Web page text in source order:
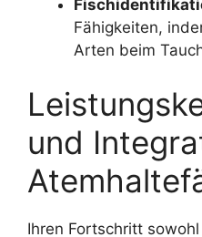
Fähigkeiten,
Arten beim
und
Ihren Fortschritt